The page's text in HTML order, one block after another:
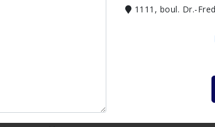
1111, boul. Dr.-